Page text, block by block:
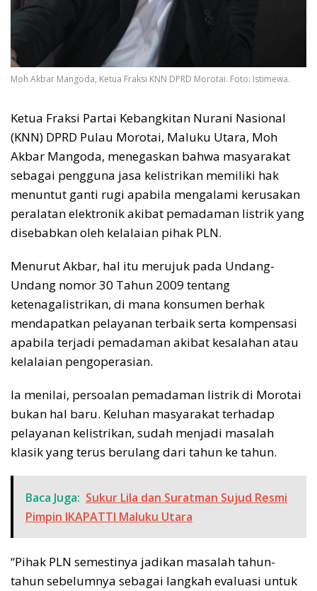
Moh Akbar Mangoda, Ketua Fraksi KNN DPRD Morotai. Foto: Istimewa.
Ketua Fraksi Partai Kebangkitan Nurani Nasional
(KNN) DPRD Pulau Morotai, Maluku Utara, Moh
Akbar Mangoda, menegaskan bahwa masyarakat
sebagai pengguna jasa kelistrikan memiliki hak
menuntut ganti rugi apabila mengalami kerusakan
peralatan elektronik akibat pemadaman listrik yang
disebabkan oleh kelalaian pihak PLN.
Menurut Akbar, hal itu merujuk pada Undang-
Undang nomor 30 Tahun 2009 tentang
ketenagalistrikan, di mana konsumen berhak
mendapatkan pelayanan terbaik serta kompensasi
apabila terjadi pemadaman akibat kesalahan atau
kelalaian pengoperasian.
Ia menilai, persoalan pemadaman listrik di Morotai
bukan hal baru. Keluhan masyarakat terhadap
pelayanan kelistrikan, sudah menjadi masalah
klasik yang terus berulang dari tahun ke tahun.
Baca Juga: Sukur Lila dan Suratman Sujud Resmi
Pimpin IKAPATTI Maluku Utara
“Pihak PLN semestinya jadikan masalah tahun-
tahun sebelumnya sebagai langkah evaluasi untuk